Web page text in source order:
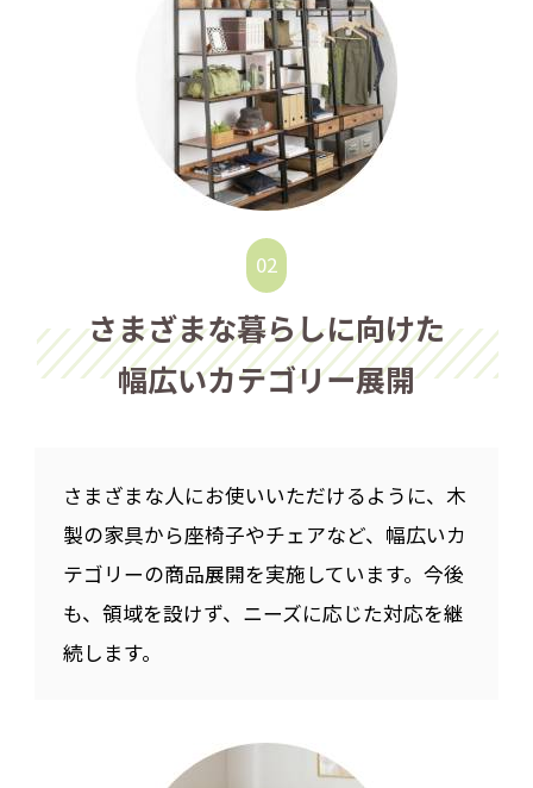
さまざまな暮らしに向けた
幅広いカテゴリー展開
さまざまな人にお使いいただけるように、木
製の家具から座椅子やチェアなど、幅広いカ
テゴリーの商品展開を実施しています。今後
も、領域を設けず、ニーズに応じた対応を継
続します。